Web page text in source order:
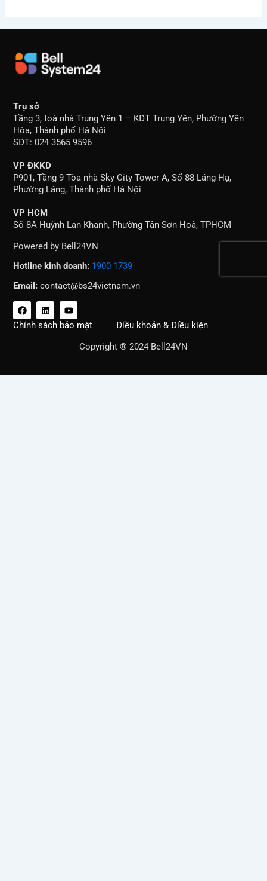
Trụ sở
Tầng 3, toà nhà Trung Yên 1 – KĐT Trung Yên, Phường Yên
Hòa, Thành phố Hà Nội
SĐT: 024 3565 9596
VP ĐKKD
P901, Tầng 9 Tòa nhà Sky City Tower A, Số 88 Láng Hạ,
Phường Láng, Thành phố Hà Nội
VP HCM
Số 8A Huỳnh Lan Khanh, Phường Tân Sơn Hoà, TPHCM
Powered by Bell24VN
Hotline kinh doanh: 1900 1739
Email: contact@bs24vietnam.vn
F
a
c
e
L
i
n
k
Y
o
u
t
Chính sách bảo mật
Điều khoản & Điều kiện
Copyright ® 2024 Bell24VN